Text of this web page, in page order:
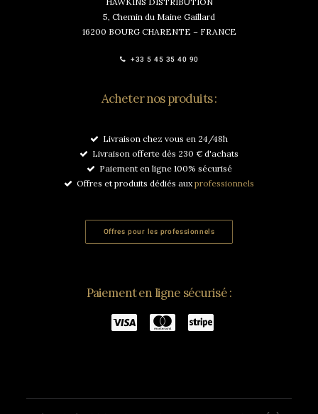
5, Chemin du Maine Gaillard
16200 BOURG CHARENTE – FRANCE
+33 5 45 35 40 90
Acheter nos produits :
Livraison chez vous en 24/48h
Livraison offerte dès 230 € d'achats
Paiement en ligne 100% sécurisé
Offres et produits dédiés auxprofessionnels
Offres pour les professionnels
Paiement en ligne sécurisé :